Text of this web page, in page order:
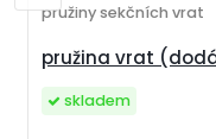
pružina vrat
pružiny sekčních vrat
skladem